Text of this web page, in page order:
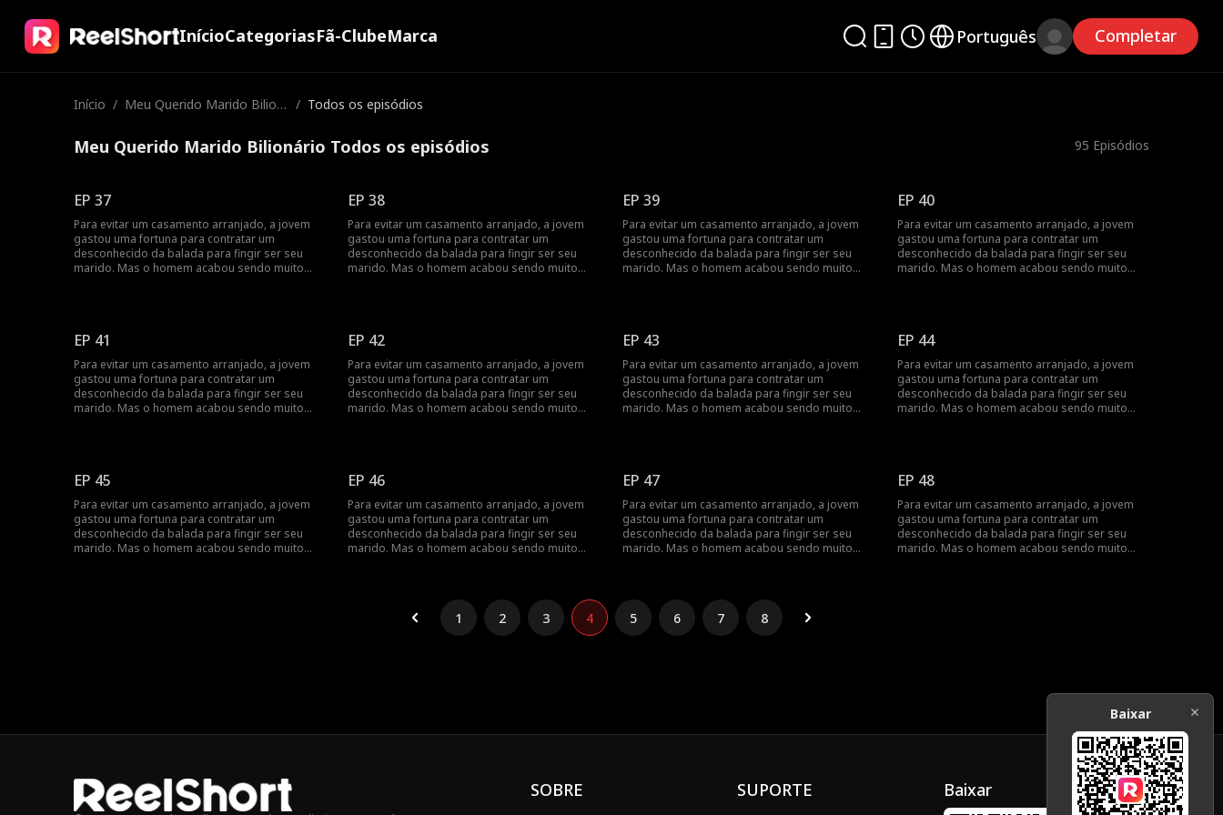
InícioCategoriasFã-ClubeMarca Português Completar
Início / Meu Querido Marido Bilion
/ Todos os episódios
Meu Querido Marido Bilionário Todos os episódios 95 Episódios
EP 37
Para evitar um casamento arranjado, a jovem
gastou uma fortuna para contratar um
desconhecido da balada para fingir ser seu
marido. Mas o homem acabou sendo muito
EP 38
Para evitar um casamento arranjado, a jovem
gastou uma fortuna para contratar um
desconhecido da balada para fingir ser seu
marido. Mas o homem acabou sendo muito
EP 39
Para evitar um casamento arranjado, a jovem
gastou uma fortuna para contratar um
desconhecido da balada para fingir ser seu
marido. Mas o homem acabou sendo muito
EP 40
Para evitar um casamento arranjado, a jovem
gastou uma fortuna para contratar um
desconhecido da balada para fingir ser seu
marido. Mas o homem acabou sendo muito
EP 41
Para evitar um casamento arranjado, a jovem
gastou uma fortuna para contratar um
desconhecido da balada para fingir ser seu
marido. Mas o homem acabou sendo muito
EP 42
Para evitar um casamento arranjado, a jovem
gastou uma fortuna para contratar um
desconhecido da balada para fingir ser seu
marido. Mas o homem acabou sendo muito
EP 43
Para evitar um casamento arranjado, a jovem
gastou uma fortuna para contratar um
desconhecido da balada para fingir ser seu
marido. Mas o homem acabou sendo muito
EP 44
Para evitar um casamento arranjado, a jovem
gastou uma fortuna para contratar um
desconhecido da balada para fingir ser seu
marido. Mas o homem acabou sendo muito
EP 45
Para evitar um casamento arranjado, a jovem
gastou uma fortuna para contratar um
desconhecido da balada para fingir ser seu
marido. Mas o homem acabou sendo muito
EP 46
Para evitar um casamento arranjado, a jovem
gastou uma fortuna para contratar um
desconhecido da balada para fingir ser seu
marido. Mas o homem acabou sendo muito
EP 47
Para evitar um casamento arranjado, a jovem
gastou uma fortuna para contratar um
desconhecido da balada para fingir ser seu
marido. Mas o homem acabou sendo muito
EP 48
Para evitar um casamento arranjado, a jovem
gastou uma fortuna para contratar um
desconhecido da balada para fingir ser seu
marido. Mas o homem acabou sendo muito
1 2 3 4 5 6 7 8
SOBRE SUPORTE Baixar
Baixar